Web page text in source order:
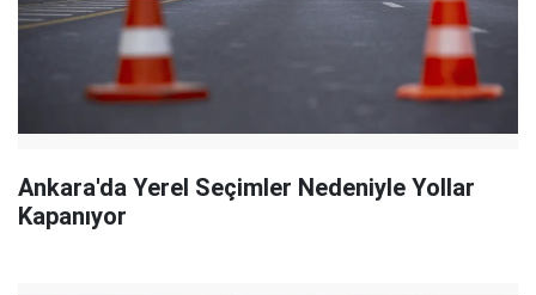
Ankara'da Yerel Seçimler Nedeniyle Yollar
Kapanıyor